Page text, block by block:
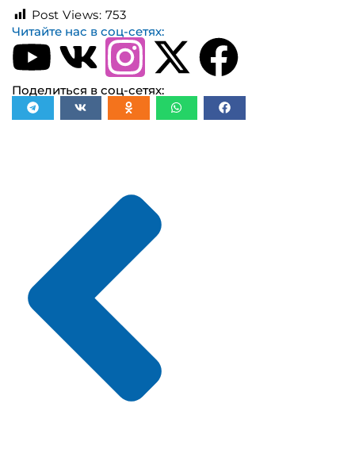
Post Views: 753
Читайте нас в соц-сетях:
Поделиться в соц-сетях: